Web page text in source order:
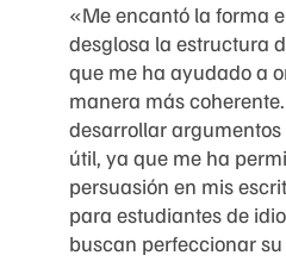
«Me encantó la forma
desglosa la estructura
que me ha ayudado a
manera más
desarrollar
útil, ya que me ha
persuasión en mis
para estudiantes de
buscan perfeccionar